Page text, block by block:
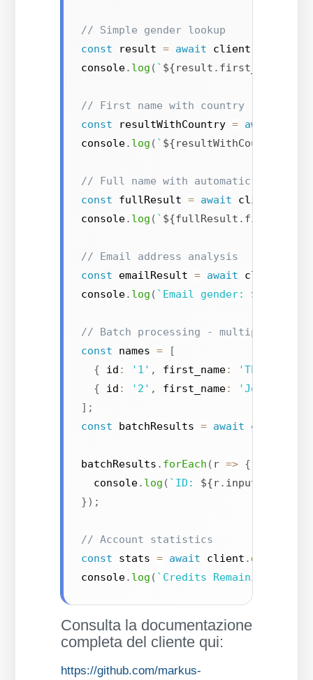
// Simple gender lookup
const result = await client
console. log ( ` ${result . first_name
// First name with country (e.g.,
const resultWithCountry = await
console. log ( ` ${resultWithCountry
// Full name with automatic first/
const fullResult = await client
console. log ( ` ${fullResult . first_name
// Email address analysis
const emailResult = await client
console. log ( ` Email gender: ${
// Batch processing - multiple
const names =
[
{ id : '1' , first_name: 'Theresa'
{ id : '2' , first_name: 'John'
] ;
const batchResults = await client
batchResults . forEach ( r => {
  console
. log ( ` ID: ${r. input
}) ;
// Account statistics
const stats = await client .
console. log ( ` Credits Remaining:
Consulta la documentazione
completa del cliente qui:
https://github.com/markus-